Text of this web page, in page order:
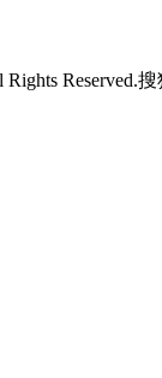
Rights Reserved.